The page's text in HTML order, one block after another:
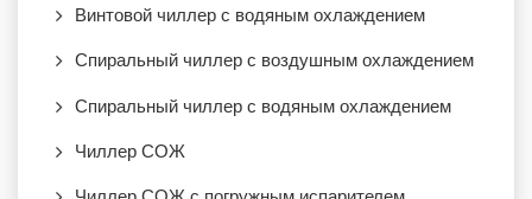
Винтовой чиллер с водяным охлаждением
Спиральный чиллер с воздушным охлаждением
Спиральный чиллер с водяным охлаждением
Чиллер СОЖ